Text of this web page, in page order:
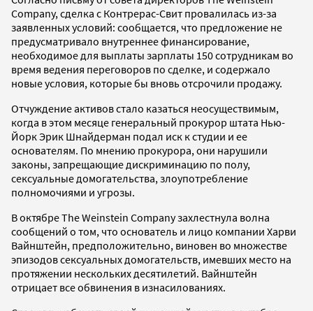
Company, сделка с Контрерас-Свит провалилась из-за
заявленных условий: сообщается, что предложение не
предусматривало внутреннее финансирование,
необходимое для выплаты зарплаты 150 сотрудникам во
время ведения переговоров по сделке, и содержало
новые условия, которые бы вновь отсрочили продажу.
Отчуждение активов стало казаться неосуществимым,
когда в этом месяце генеральный прокурор штата Нью-
Йорк Эрик Шнайдерман подал иск к студии и ее
основателям. По мнению прокурора, они нарушили
законы, запрещающие дискриминацию по полу,
сексуальные домогательства, злоупотребление
полномочиями и угрозы.
В октябре The Weinstein Company захлестнула волна
сообщений о том, что основатель и лицо компании Харви
Вайнштейн, предположительно, виновен во множестве
эпизодов сексуальных домогательств, имевших место на
протяжении нескольких десятилетий. Вайнштейн
отрицает все обвинения в изнасилованиях.